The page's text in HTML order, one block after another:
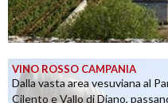
VINO ROSSO CAMPANIA
Dalla vasta area vesuviana al
Cilento e Vallo di Diano,